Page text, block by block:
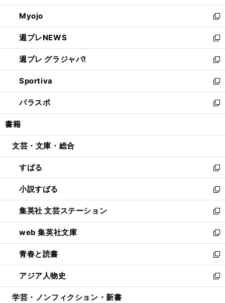
開
く
ウ
で
開
く
ン
ド
ウ
で
開
く
ウ
ィ
ン
ド
ウ
で
開
く
Myojo
新
し
い
ウ
ィ
ン
ド
ウ
で
開
週プレNEWS
新
し
い
ウ
ィ
ン
ド
ウ
開
週プレ グラジャパ!
新
し
い
ウ
ィ
ン
ウ
開
く
Sportiva
新
し
い
ウ
ン
ウ
で
開
く
パラスポ
新
し
ウ
ン
ド
ウ
で
開
く
書籍
文芸・文庫・総合
すばる
新
し
い
ウ
ィ
ン
ド
ウ
で
開
く
小説すばる
新
し
い
ウ
ィ
ン
ド
ウ
で
開
集英社 文芸ステーション
新
し
い
ウ
ィ
ン
ド
ウ
web 集英社文庫
新
し
い
ウ
ィ
ン
青春と読書
新
し
い
ウ
アジア人物史
新
し
学芸・ノンフィクション・新書